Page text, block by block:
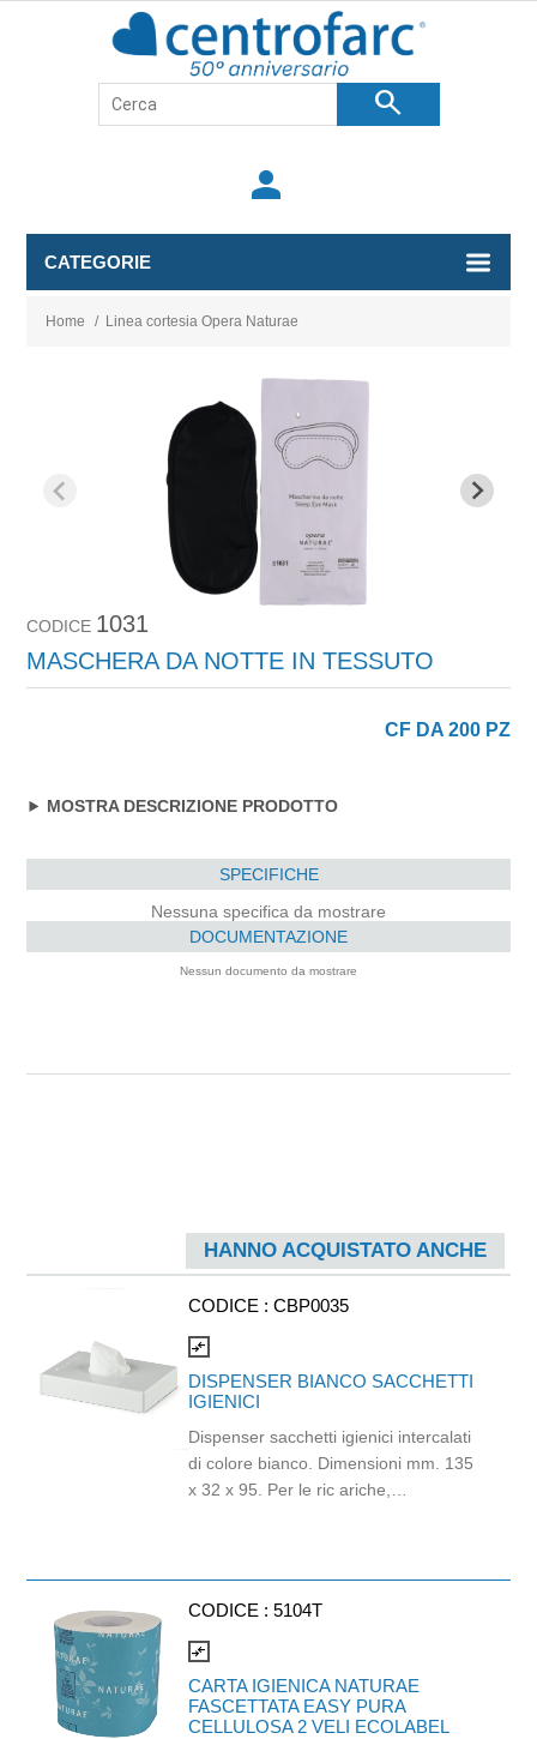
search
person
CATEGORIE
Home / Linea cortesia Opera Naturae
CODICE 1031
MASCHERA DA NOTTE IN TESSUTO
CF DA 200 PZ
MOSTRA DESCRIZIONE PRODOTTO
SPECIFICHE
Nessuna specifica da mostrare
DOCUMENTAZIONE
Nessun documento da mostrare
HANNO ACQUISTATO ANCHE
CODICE : CBP0035
compare_arrows
DISPENSER BIANCO SACCHETTI
IGIENICI
Dispenser sacchetti igienici intercalati
di colore bianco. Dimensioni mm. 135
x 32 x 95. Per le ric ariche,
CODICE : 5104T
compare_arrows
CARTA IGIENICA NATURAE
FASCETTATA EASY PURA
CELLULOSA 2 VELI ECOLABEL